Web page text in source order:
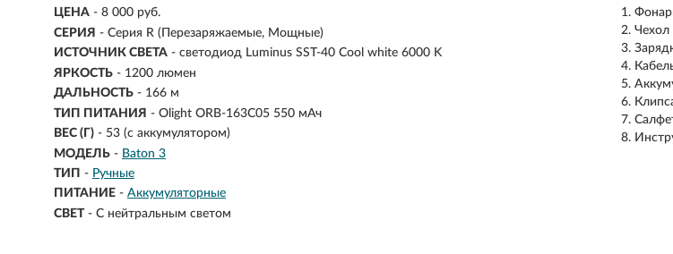
ЦЕНА - 8 000 руб.
СЕРИЯ - Серия R (Перезаряжаемые, Мощные)
ИСТОЧНИК СВЕТА - светодиод Luminus SST-40 Cool white 6000 K
ЯРКОСТЬ - 1200 люмен
ДАЛЬНОСТЬ - 166 м
ТИП ПИТАНИЯ - Olight ORB-163C05 550 мАч
ВЕС (Г) - 53 (с аккумулятором)
МОДЕЛЬ - Baton 3
ТИП - Ручные
ПИТАНИЕ - Аккумуляторные
СВЕТ - С нейтральным светом
Чехол